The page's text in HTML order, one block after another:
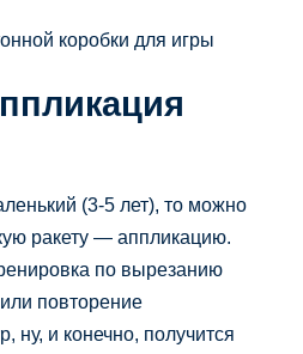
(3-5 лет), то можно
ракету — аппликацию.
по вырезанию
повторение
ну, и конечно, получится